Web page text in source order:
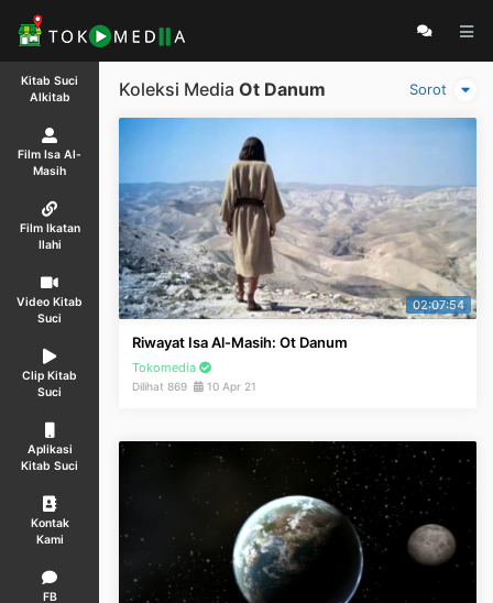
Kitab Suci
Alkitab
Film Isa Al-
Masih
Film Ikatan
Ilahi
Video Kitab
Suci
Clip Kitab
Suci
Aplikasi
Kitab Suci
Kontak
Kami
FB
Sorot
Koleksi Media Ot Danum
02:07:54
Riwayat Isa Al-Masih: Ot Danum
Tokomedia
Dilihat 869 10 Apr 21